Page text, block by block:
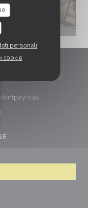
personali
cookie
((apre una